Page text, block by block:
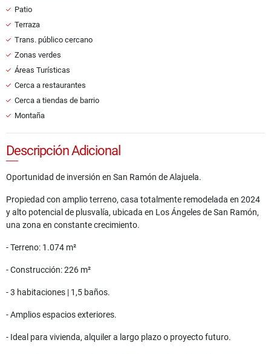
Patio
Terraza
Trans. público cercano
Zonas verdes
Áreas Turísticas
Cerca a restaurantes
Cerca a tiendas de barrio
Montaña
Descripción Adicional
Oportunidad de inversión en San Ramón de Alajuela.
Propiedad con amplio terreno, casa totalmente remodelada en 2024
y alto potencial de plusvalía, ubicada en Los Ángeles de San Ramón,
una zona en constante crecimiento.
- Terreno: 1.074 m²
- Construcción: 226 m²
- 3 habitaciones | 1,5 baños.
- Amplios espacios exteriores.
- Ideal para vivienda, alquiler a largo plazo o proyecto futuro.